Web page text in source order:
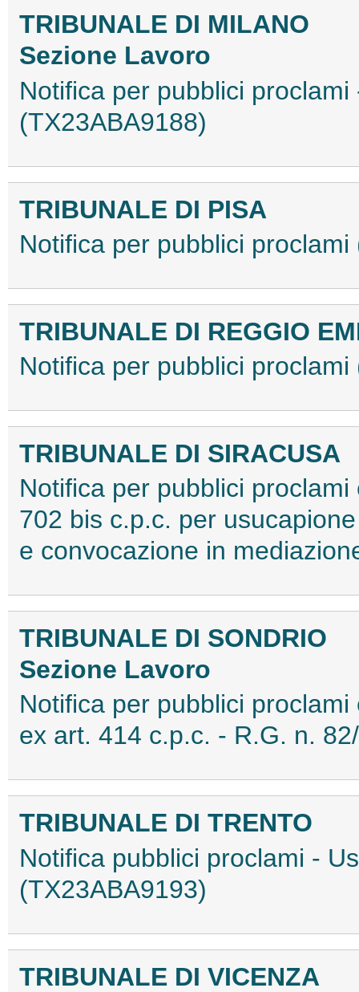
TRIBUNALE DI MILANO
Sezione Lavoro
Notifica per pubblici
(TX23ABA9188)
TRIBUNALE DI PISA
Notifica per pubblici
TRIBUNALE DI REGGIO
Notifica per pubblici
TRIBUNALE DI SIRACUSA
Notifica per pubblici
702 bis c.p.c. per
e convocazione in
TRIBUNALE DI SONDRIO
Sezione Lavoro
Notifica per pubblici
ex art. 414 c.p.c. - R.G. n.
TRIBUNALE DI TRENTO
Notifica pubblici proclami -
(TX23ABA9193)
TRIBUNALE DI VICENZA